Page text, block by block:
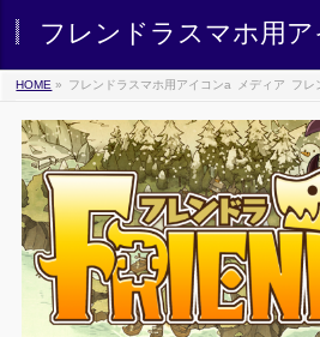
フレンドラスマホ用
HOME » フレンドラスマホ用アイコンa メディア フレ